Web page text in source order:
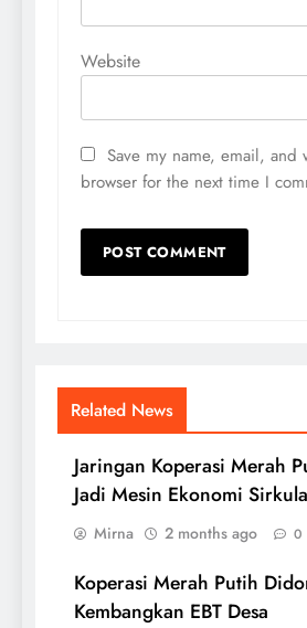
Website
Save my name, email, and
browser for the next time I
Related News
Jaringan Koperasi Merah
Jadi Mesin Ekonomi
Mirna 2 months ago 0
Koperasi Merah Putih
Kembangkan EBT Desa